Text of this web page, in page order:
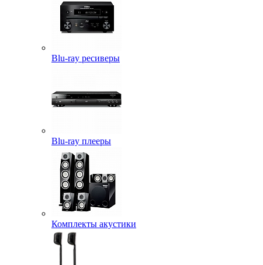
Blu-ray ресиверы
Blu-ray плееры
Комплекты акустики